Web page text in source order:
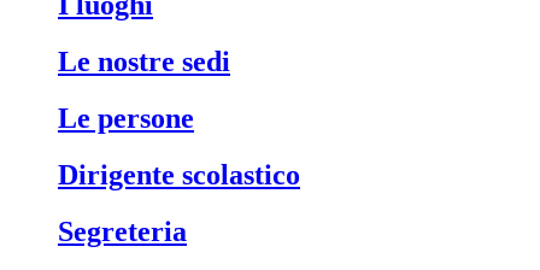
le nostre sedi
le persone
dirigente scolastico
segreteria